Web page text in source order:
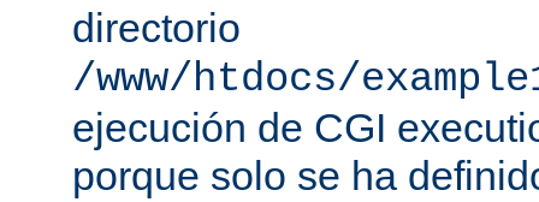
directorio
/www/htdocs/
ejecución de CGI
porque solo se ha